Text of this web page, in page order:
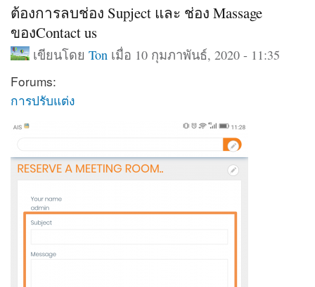
ต้องการลบช่อง Supject และ ช่อง Massage
ของContact us
เขียนโดย Ton เมื่อ 10 กุมภาพันธ์, 2020 - 11:35
Forums:
การปรับแต่ง